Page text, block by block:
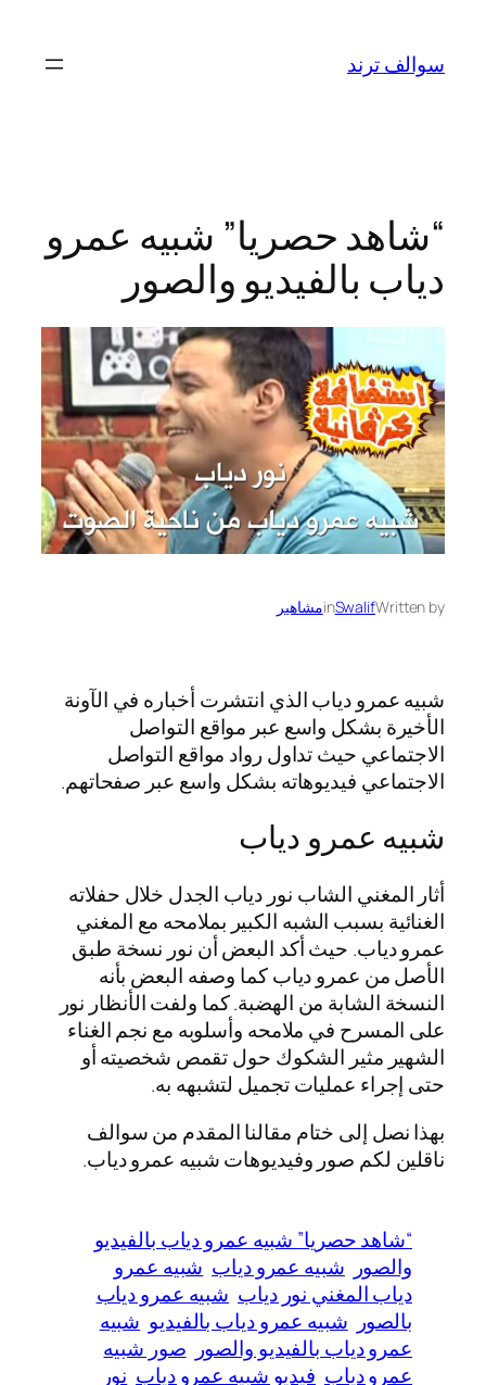
المحتوى
سوالف ترند
“شاهد حصريا” شبيه عمرو
دياب بالفيديو والصور
Written by
Swalif
inمشاهير
شبيه عمرو دياب الذي انتشرت أخباره في الآونة
الأخيرة بشكل واسع عبر مواقع التواصل
الاجتماعي حيث تداول رواد مواقع التواصل
الاجتماعي فيديوهاته بشكل واسع عبر صفحاتهم.
شبيه عمرو دياب
أثار المغني الشاب نور دياب الجدل خلال حفلاته
الغنائية بسبب الشبه الكبير بملامحه مع المغني
عمرو دياب. حيث أكد البعض أن نور نسخة طبق
الأصل من عمرو دياب كما وصفه البعض بأنه
النسخة الشابة من الهضبة. كما ولفت الأنظار نور
على المسرح في ملامحه وأسلوبه مع نجم الغناء
الشهير مثير الشكوك حول تقمص شخصيته أو
حتى إجراء عمليات تجميل لتشبهه به.
بهذا نصل إلى ختام مقالنا المقدم من سوالف
ناقلين لكم صور وفيديوهات شبيه عمرو دياب.
“شاهد حصريا” شبيه عمرو دياب بالفيديو
والصور شبيه عمرو دياب شبيه عمرو
دياب المغني نور دياب شبيه عمرو دياب
بالصور شبيه عمرو دياب بالفيديو شبيه
عمرو دياب بالفيديو والصور صور شبيه
عمرو دياب فيديو شبيه عمرو دياب نور